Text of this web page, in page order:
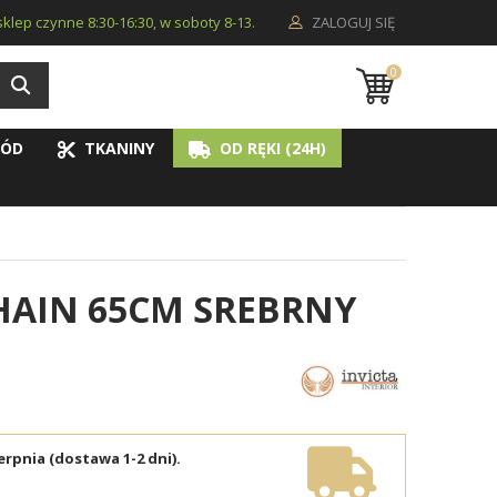
ZALOGUJ SIĘ
czynne 8:30-16:30, w soboty 8-13.
0
TKANINY
OD RĘKI (24H)
65CM SREBRNY
(dostawa 1-2 dni).